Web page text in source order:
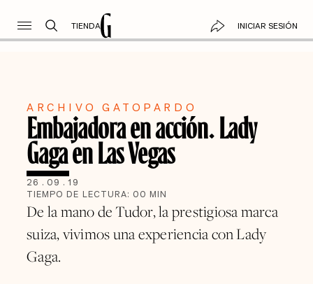
TIENDA INICIAR SESIÓN
ARCHIVO GATOPARDO
Embajadora en acción. Lady
Gaga en Las Vegas
26 . 09 . 19
TIEMPO DE LECTURA: 00 MIN
De la mano de Tudor, la prestigiosa marca
suiza, vivimos una experiencia con Lady
Gaga.